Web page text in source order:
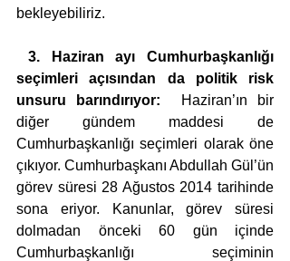
bekleyebiliriz.
seçimleri açısından da politik risk
unsuru barındırıyor:
  Haziran’ın bir
diğer gündem maddesi de
Cumhurbaşkanlığı seçimleri olarak öne
çıkıyor. Cumhurbaşkanı Abdullah Gül’ün
görev süresi 28 Ağustos 2014 tarihinde
sona eriyor. Kanunlar, görev süresi
dolmadan önceki 60 gün içinde
Cumhurbaşkanlığı seçiminin